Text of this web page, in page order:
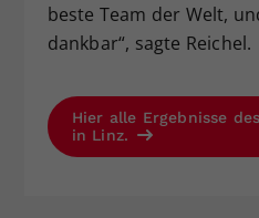
beste Team der Welt,
dankbar“, sagte Reichel.
Hier alle Ergebnisse
in Linz.